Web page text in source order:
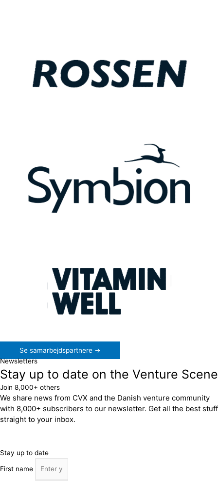
Se samarbejdspartnere →
Newsletters
Stay up to date on the Venture Scene
Join 8,000+ others
We share news from CVX and the Danish venture community
with 8,000+ subscribers to our newsletter. Get all the best stuff
straight to your inbox.
Stay up to date
First name